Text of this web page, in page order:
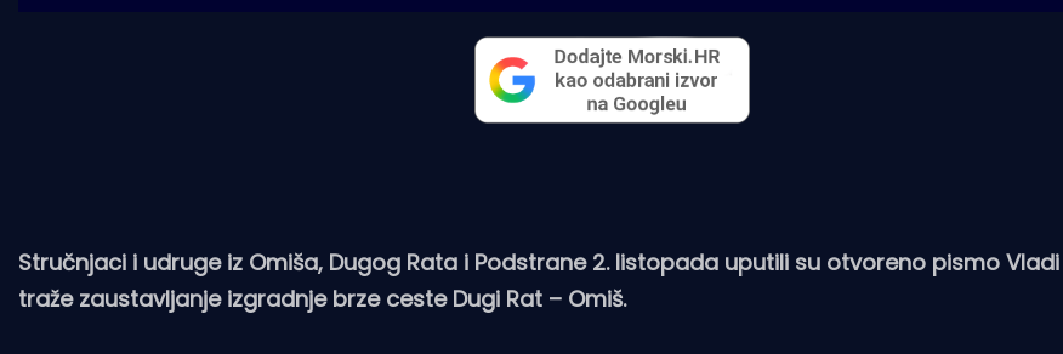
Stručnjaci i udruge iz Omiša, Dugog Rata i Podstrane 2. listopada uputili su otvoreno pismo Vladi
traže zaustavljanje izgradnje brze ceste Dugi Rat – Omiš.